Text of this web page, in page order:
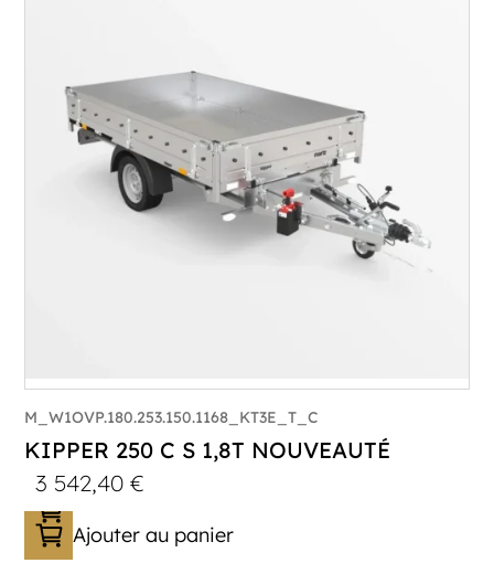
Longueur utile (mm) :2530
Plancher :Plancher en Acier
M_W1OVP.180.253.150.1168_KT3E_T_C
KIPPER 250 C S 1,8T NOUVEAUTÉ
3 542,40€
Ajouter au panier